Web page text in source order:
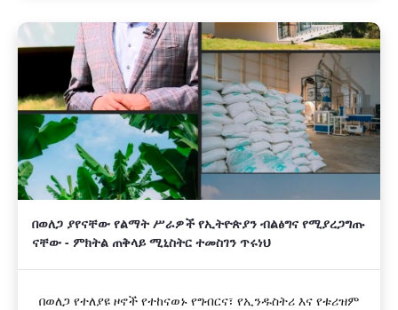
በወለጋ ያየናቸው የልማት ሥራዎች የኢትዮጵያን ብልፅግና የሚያረጋግጡ
ናቸው - ምክትል ጠቅላይ ሚኒስትር ተመስገን ጥሩነህ
በወለጋ የተለያዩ ዞኖች የተከናወኑ የግብርና፣ የኢንዱስትሪ እና የቱሪዝም